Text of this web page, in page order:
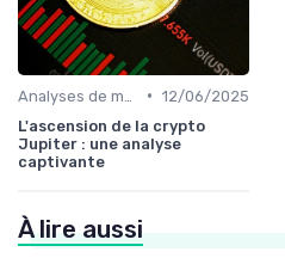
• 12/06/2025
L'ascension de la crypto
Jupiter : une analyse
captivante
À lire aussi